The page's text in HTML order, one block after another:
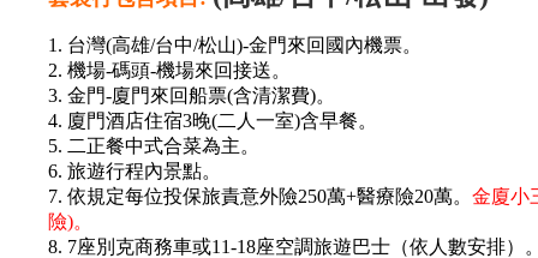
1. 台灣(高雄/台中/松山)-金門來回國內機票。
2. 機場-碼頭-機場來回接送。
3. 金門-廈門來回船票(含清潔費)。
4. 廈門酒店住宿3晚(二人一室)含早餐。
5. 二正餐中式合菜為主。
6. 旅遊行程內景點。
7. 依規定每位投保旅責意外險250萬+醫療險20萬。 金廈小
險)。
8. 7座別克商務車或11-18座空調旅遊巴士（依人數安排）